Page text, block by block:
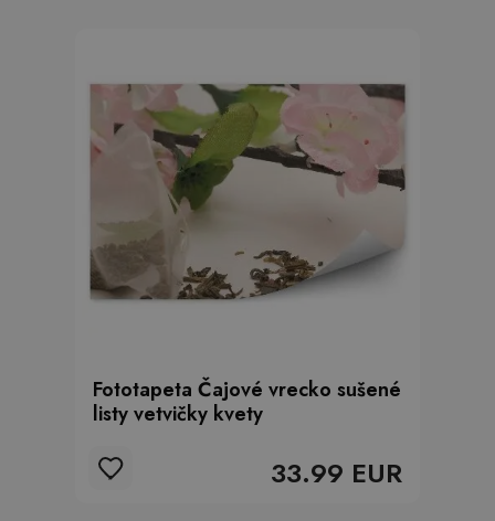
Fototapeta Čajové vrecko sušené
listy vetvičky kvety
33.99 EUR